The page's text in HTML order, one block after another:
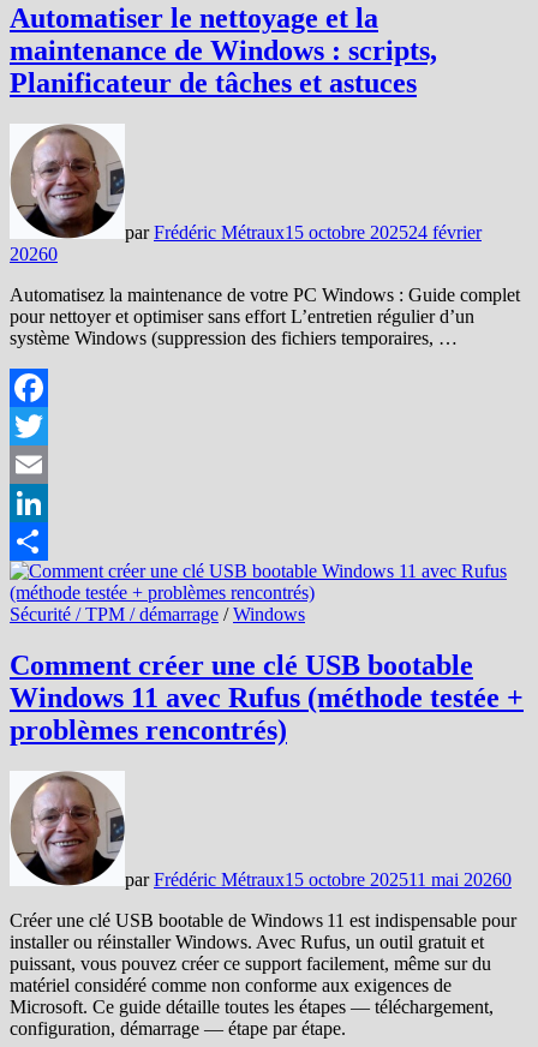
Automatiser le nettoyage et la
maintenance de Windows : scripts,
Planificateur de tâches et astuces
parFrédéric Métraux15 octobre 202524 février
20260
Automatisez la maintenance de votre PC Windows : Guide complet
pour nettoyer et optimiser sans effort L’entretien régulier d’un
système Windows (suppression des fichiers temporaires, …
Facebook
Twitter
Email
LinkedIn
Partager
Sécurité / TPM / démarrage /Windows
Comment créer une clé USB bootable
Windows 11 avec Rufus (méthode testée +
problèmes rencontrés)
parFrédéric Métraux15 octobre 202511 mai 20260
Créer une clé USB bootable de Windows 11 est indispensable pour
installer ou réinstaller Windows. Avec Rufus, un outil gratuit et
puissant, vous pouvez créer ce support facilement, même sur du
matériel considéré comme non conforme aux exigences de
Microsoft. Ce guide détaille toutes les étapes — téléchargement,
configuration, démarrage — étape par étape.